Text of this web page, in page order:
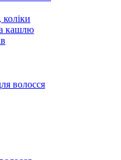
кашлю
волосся